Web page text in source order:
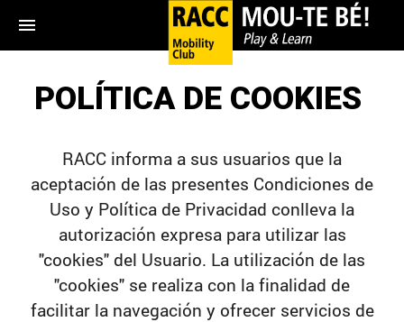
menu
POLÍTICA DE COOKIES
RACC informa a sus usuarios que la
aceptación de las presentes Condiciones de
Uso y Política de Privacidad conlleva la
autorización expresa para utilizar las
"cookies" del Usuario. La utilización de las
"cookies" se realiza con la finalidad de
facilitar la navegación y ofrecer servicios de